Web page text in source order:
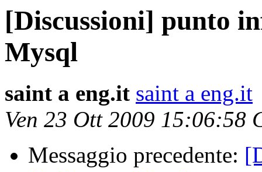
[Discussioni] punto
Mysql
saint a eng.it saint a eng.it
Ven 23 Ott 2009 15:06:58
Messaggio precedente: